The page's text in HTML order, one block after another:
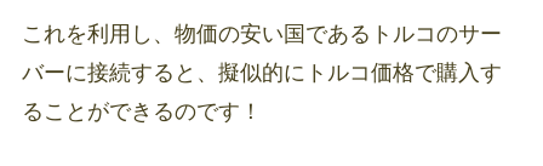
これを利用し、物価の安い国であるトルコのサー
バーに接続すると、擬似的にトルコ価格で購入す
ることができるのです！